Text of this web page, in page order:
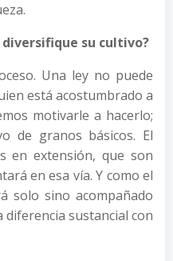
diversifique su cultivo?
Una ley no puede
está acostumbrado a
motivarle a hacerlo;
de granos básicos. El
en extensión, que son
en esa vía. Y como el
solo sino acompañado
diferencia sustancial con